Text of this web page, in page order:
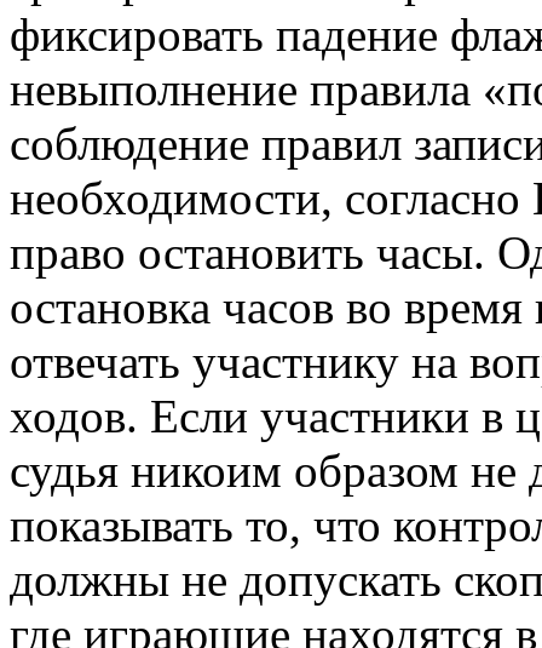
фиксировать падение
невыполнение правила
соблюдение правил
необходимости,
право остановить часы.
остановка часов во
отвечать участнику на
ходов. Если участники в
судья никоим образом
показывать то, что
должны не допускать
где играющие находятся